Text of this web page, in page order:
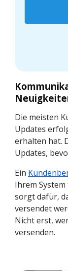
Die meisten
Updates
erhalten hat.
Updates,
Ein
Ihrem
sorgt dafür,
versendet
Nicht erst,
versenden.